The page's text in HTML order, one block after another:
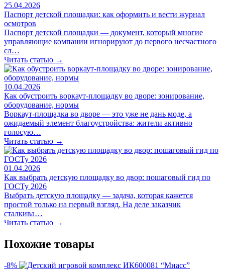
25.04.2026
Паспорт детской площадки: как оформить и вести журнал
осмотров
Паспорт детской площадки — документ, который многие
управляющие компании игнорируют до первого несчастного
сл…
Читать статью →
10.04.2026
Как обустроить воркаут-площадку во дворе: зонирование,
оборудование, нормы
Воркаут-площадка во дворе — это уже не дань моде, а
ожидаемый элемент благоустройства: жители активно
голосую…
Читать статью →
01.04.2026
Как выбрать детскую площадку во двор: пошаговый гид по
ГОСТу 2026
Выбрать детскую площадку — задача, которая кажется
простой только на первый взгляд. На деле заказчик
сталкива…
Читать статью →
Похожие товары
-8%